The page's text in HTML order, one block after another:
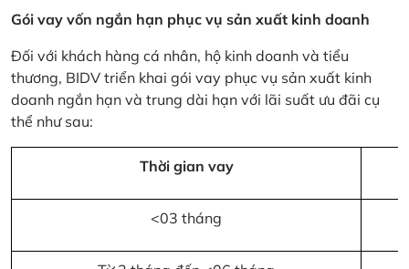
Gói vay vốn ngắn hạn phục vụ sản xuất kinh doanh
Đối với khách hàng cá nhân, hộ kinh doanh và tiểu
thương, BIDV triển khai gói vay phục vụ sản xuất kinh
doanh ngắn hạn và trung dài hạn với lãi suất ưu đãi cụ
thể như sau:
Thời gian vay
<03 tháng